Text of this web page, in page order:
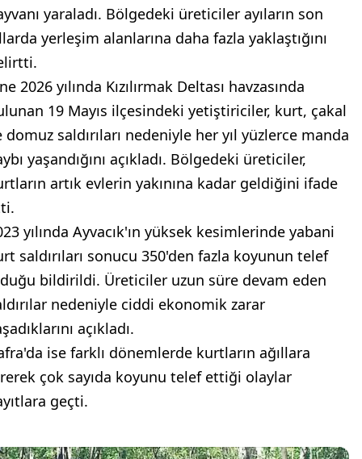
yaraladı. Bölgedeki üreticiler ayıların son
yerleşim alanlarına daha fazla yaklaştığını
2026 yılında Kızılırmak Deltası havzasında
19 Mayıs ilçesindeki yetiştiriciler, kurt, çakal
domuz saldırıları nedeniyle her yıl yüzlerce manda
yaşandığını açıkladı. Bölgedeki üreticiler,
artık evlerin yakınına kadar geldiğini ifade
yılında Ayvacık'ın yüksek kesimlerinde yabani
saldırıları sonucu 350'den fazla koyunun telef
bildirildi. Üreticiler uzun süre devam eden
nedeniyle ciddi ekonomik zarar
açıkladı.
ise farklı dönemlerde kurtların ağıllara
çok sayıda koyunu telef ettiği olaylar
geçti.